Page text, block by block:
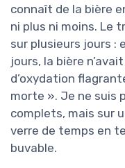
connaît de la bière
ni plus ni moins. Le
sur plusieurs jours :
jours, la bière
d’oxydation
morte ». Je ne suis
complets, mais sur
verre de temps en
buvable.